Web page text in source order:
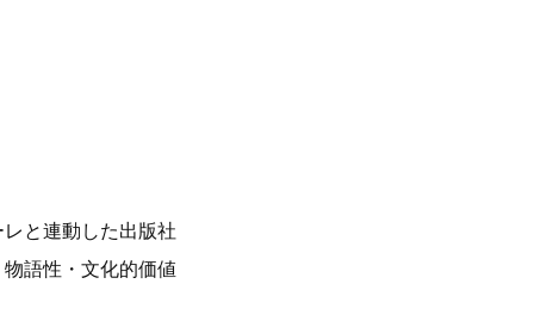
と連動した出版社
語性・文化的価値